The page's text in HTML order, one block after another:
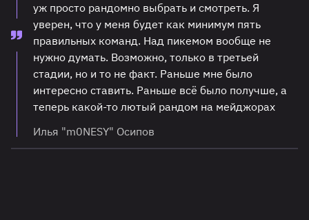
уж просто рандомно выбрать и смотреть. Я
уверен, что у меня будет как минимум пять
правильных команд. Над пикемом вообще не
нужно думать. Возможно, только в третьей
стадии, но и то не факт. Раньше мне было
интересно ставить. Раньше всё было получше, а
теперь какой-то лютый рандом на мейджорах
Илья "m0NESY" Осипов